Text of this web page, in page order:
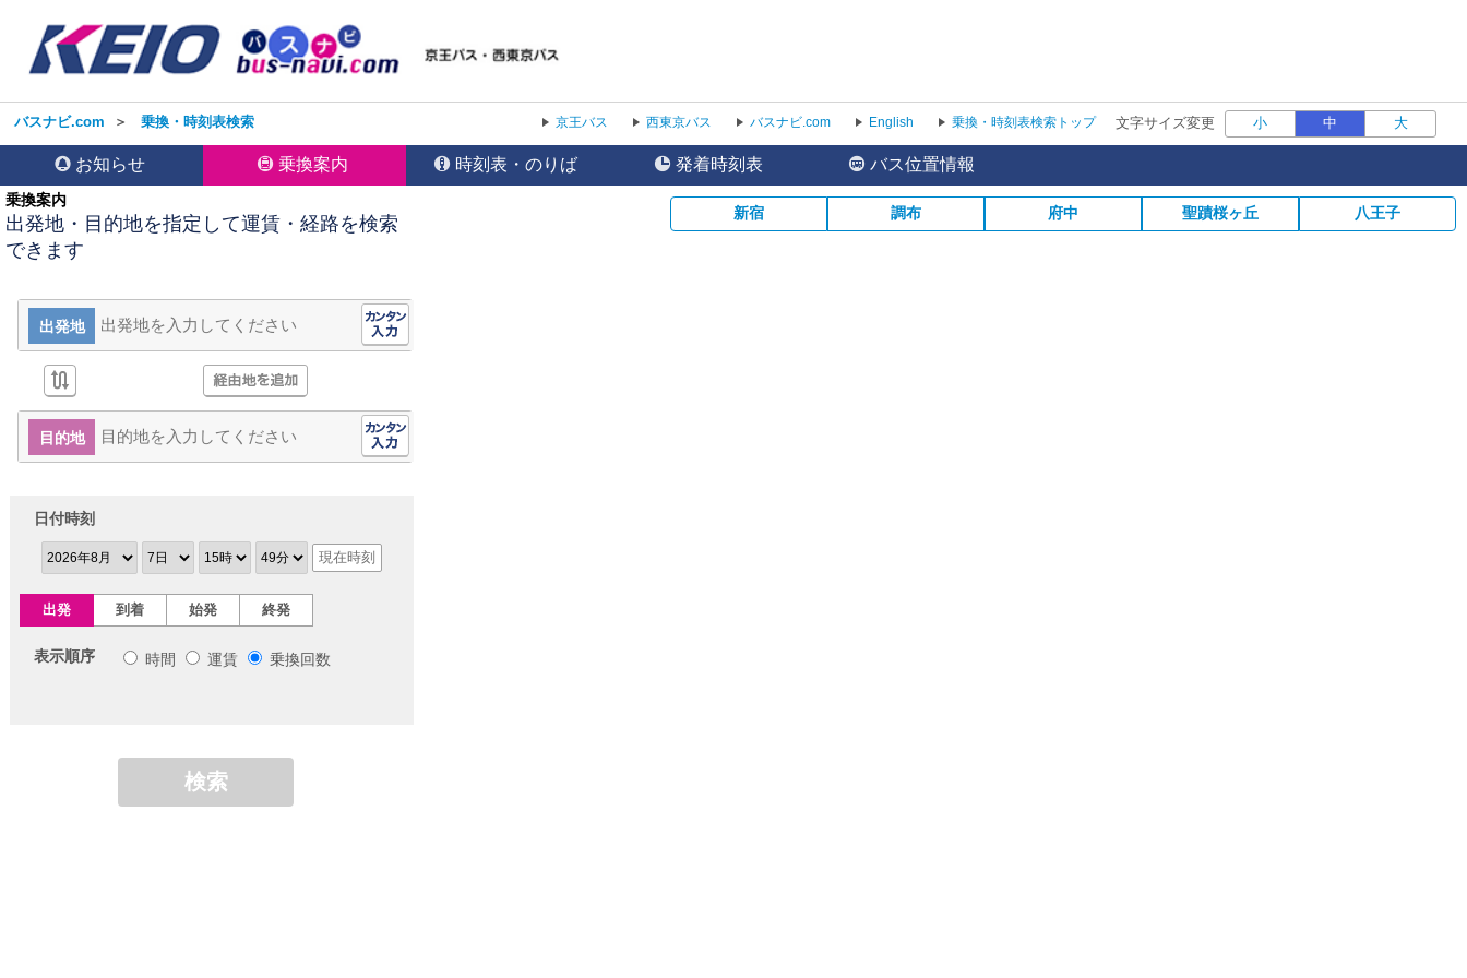
京王バス 西東京バス バスナビ.com English 乗換・時刻表検索トップ 文字サイズ変更 小 中 大
バスナビ.com ＞ 乗換・時刻表検索
お知らせ 乗換案内 時刻表・のりば 発着時刻表 バス位置情報
乗換案内
出発地・目的地を指定して運賃・経路を検索
できます
出発地
目的地
日付時刻
現在時刻
出発 到着 始発 終発
表示順序 時間 運賃 乗換回数
新宿 調布 府中 聖蹟桜ヶ丘 八王子